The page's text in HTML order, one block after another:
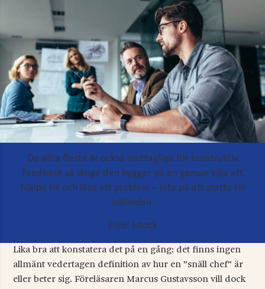
De allra flesta är också mottagliga för konstruktiv
feedback så länge den bygger på en genuin vilja att
hjälpa till och lösa ett problem – inte på att platta till
individen.
Foto: Istock
Lika bra att konstatera det på en gång: det finns ingen
allmänt vedertagen definition av hur en ”snäll chef” är
eller beter sig. Föreläsaren Marcus Gustavsson vill dock